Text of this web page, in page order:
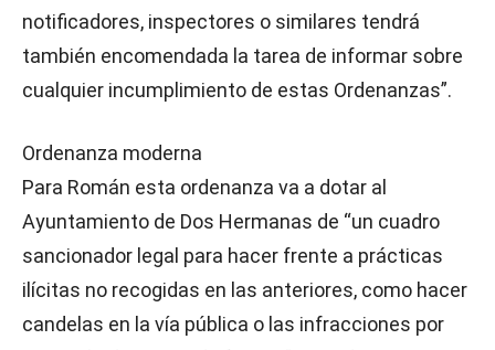
notificadores, inspectores o similares tendrá
también encomendada la tarea de informar sobre
cualquier incumplimiento de estas Ordenanzas”.
Ordenanza moderna
Para Román esta ordenanza va a dotar al
Ayuntamiento de Dos Hermanas de “un cuadro
sancionador legal para hacer frente a prácticas
ilícitas no recogidas en las anteriores, como hacer
candelas en la vía pública o las infracciones por